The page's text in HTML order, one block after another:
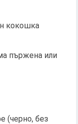
кокошка
пържена или
(черно, без